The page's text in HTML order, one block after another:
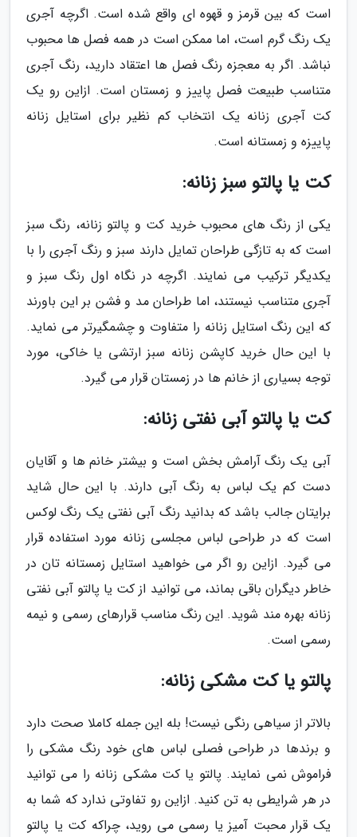
است که بین قرمز و قهوه ای واقع شده است. اگرچه آجری
یک رنگ گرم است، اما ممکن است در همه فصل ها محبوب
نباشد. اگر به معجزه رنگ فصل ها اعتقاد دارید، رنگ آجری
متناسب طبیعت فصل پاییز و زمستان است. ازاین رو یک
کت آجری زنانه یک انتخاب کم نظیر برای استایل زنانه
پاییزه و زمستانه است.
کت یا پالتو سبز زنانه:
یکی از رنگ های محبوب خرید کت و پالتو زنانه، رنگ سبز
است که به تازگی طراحان تمایل دارند سبز و رنگ آجری را با
یکدیگر ترکیب می نمایند. اگرچه در نگاه اول رنگ سبز و
آجری متناسب نیستند، اما طراحان مد و فشن بر این باورند
که این رنگ استایل زنانه را متفاوت و چشمگیرتر می نماید.
با این حال خرید کاپشن زنانه سبز ارتشی یا خاکی، مورد
توجه بسیاری از خانم ها در زمستان قرار می گیرد.
کت یا پالتو آبی نفتی زنانه:
آبی یک رنگ آرامش بخش است و بیشتر خانم ها و آقایان
دست کم یک لباس به رنگ آبی دارند. با این حال شاید
برایتان جالب باشد که بدانید رنگ آبی نفتی یک رنگ لوکس
است که در طراحی لباس مجلسی زنانه مورد استفاده قرار
می گیرد. ازاین رو اگر می خواهید استایل زمستانه تان در
خاطر دیگران باقی بماند، می توانید از کت یا پالتو آبی نفتی
زنانه بهره مند شوید. این رنگ مناسب قرارهای رسمی و نیمه
رسمی است.
پالتو یا کت مشکی زنانه:
بالاتر از سیاهی رنگی نیست! بله این جمله کاملا صحت دارد
و برندها در طراحی فصلی لباس های خود رنگ مشکی را
فراموش نمی نمایند. پالتو یا کت مشکی زنانه را می توانید
در هر شرایطی به تن کنید. ازاین رو تفاوتی ندارد که شما به
یک قرار محبت آمیز یا رسمی می روید، چراکه کت یا پالتو